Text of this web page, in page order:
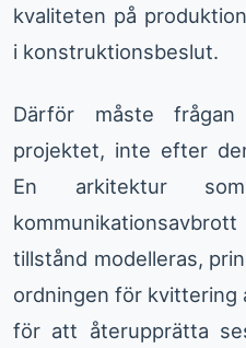
kvaliteten på
i konstruktionsbeslut.
Därför måste
projektet, inte efter
En arkitektur
tillstånd modelleras,
ordningen för kvittering
för att återupprätta